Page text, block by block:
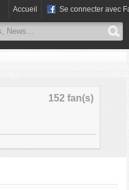
Accueil Se connecter avec
152 fan(s)